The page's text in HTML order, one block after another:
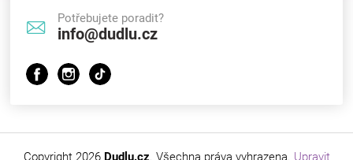
Potřebujete poradit?
info@dudlu.cz
Copyright 2026 Dudlu.cz. Všechna práva vyhrazena. Upravit